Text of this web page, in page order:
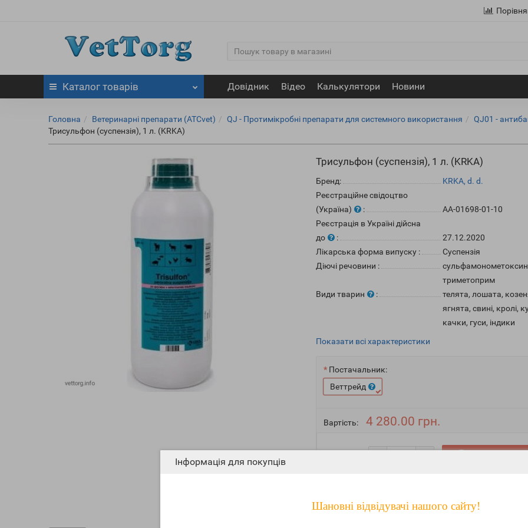
Інформація для покупців
Шановні відвідувачі нашого сайту!
Каталогтоварів Довідник Відео Калькулятори Новини
Головна Ветеринарні препарати (ATCvet) QJ - Протимікробні препарати для системного використання
QJ01 -
Трисульфон (суспензія), 1 л. (KRKA)
Трисульфон (суспензія), 1 л. (KRKA)
Бренд:
KRKA, d. d.
Реєстраційне свідоцтво
(Україна)
:
АА-01698-01-10
Реєстрація в Україні дійсна
до
:
27.12.2020
Лікарська форма випуску :
Суспензія
Діючі речовини :
сульфамонометоксин
триметоприм
Види тварин
:
телята, лошата,
ягнята, свині, кролі,
качки, гуси, індики
Показати всі характеристики
Постачальник:
Веттрейд
Вартість: 4 280.00 грн.
До кошика